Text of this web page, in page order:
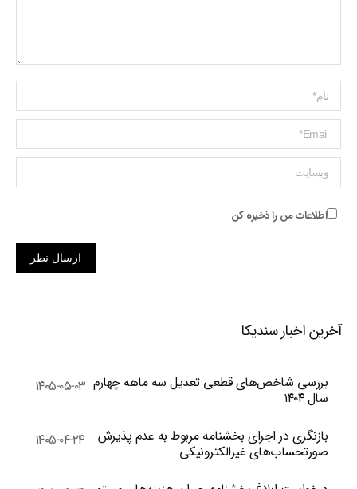
Name *
ایمیل *
وبسایت
اطلاعات من را ذخیره کن
ارسال نظر
آخرین اخبار سندیکا
بررسی شاخص‌های قطعی تعدیل سه ماهه چهارم
سال ۱۴۰۴
۱۴۰۵-۰۵-۰۳
بازنگری در اجرای بخشنامه مربوط به عدم پذیرش
صورتحساب‌های غیرالکترونیکی
۱۴۰۵-۰۴-۲۴